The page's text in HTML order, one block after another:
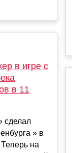
в игре с
в 11
сделал
» в
на